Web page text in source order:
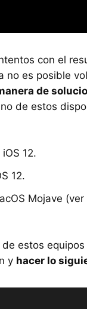
con el
no es posible
de
de estos
12.
12.
Mojave
estos
y hacer lo